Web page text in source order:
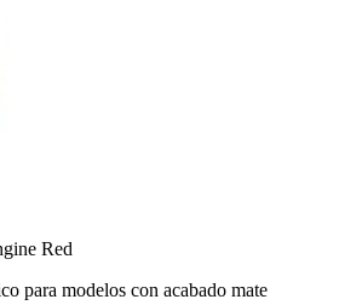
Red
para modelos con acabado mate